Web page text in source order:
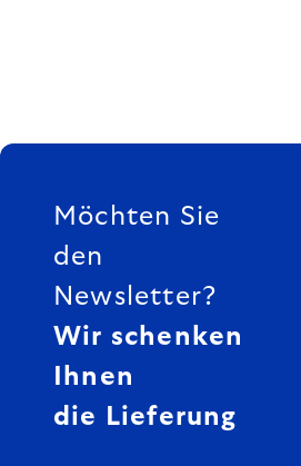
FUSSZEILE
Möchten Sie
den
Newsletter?
Wir schenken
Ihnen
die Lieferung